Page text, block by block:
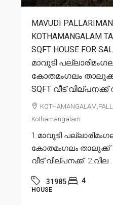
MAVUDI
KOTHAMANGALAM
SQFT HOUSE FOR
മാവുടി
കോതമംഗലം
SQFT വീട് വില്പനക്ക്
Kothamangalam
1.മാവുടി
കോതമംഗലം താലൂക്ക്
വീട് വില്പനക്ക്.
31985 4
HOUSE